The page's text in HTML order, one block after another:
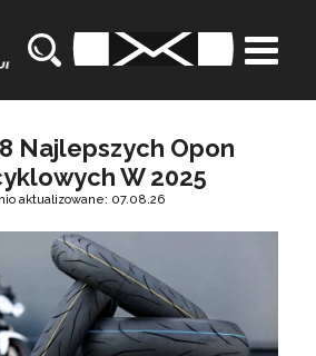
Najlepszych Opon
W 2025
aktualizowane: 07.08.26